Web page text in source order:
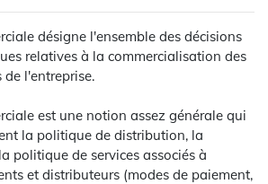
désigne l'ensemble des décisions
relatives à la commercialisation des
de l'entreprise.
est une notion assez générale qui
la politique de distribution, la
politique de services associés à
et distributeurs (modes de paiement,